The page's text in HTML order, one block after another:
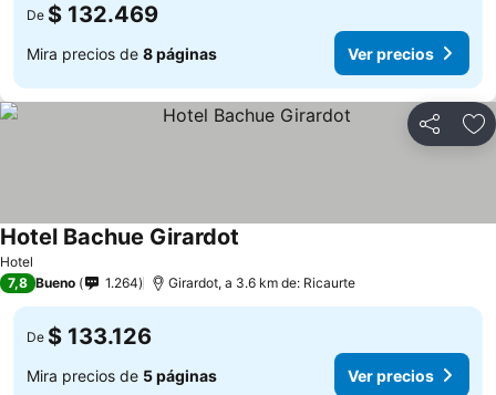
De $ 132.469
Mira precios de 8 páginas Ver precios
Compartir
Hotel
Hotel Bachue Girardot
7,8 Bueno 1.264 Girardot, a 3.6 km de: Ricaurte
De $ 133.126
Mira precios de 5 páginas Ver precios